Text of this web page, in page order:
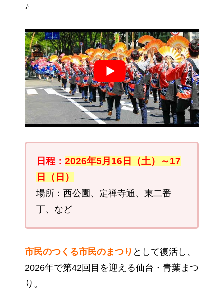
♪
日程： 2026年5月16日（土）～17
日（日）
場所：西公園、定禅寺通、東二番
丁、など
市民のつくる市民のまつり として復活し、
2026年で第42回目を迎える仙台・青葉まつ
り。